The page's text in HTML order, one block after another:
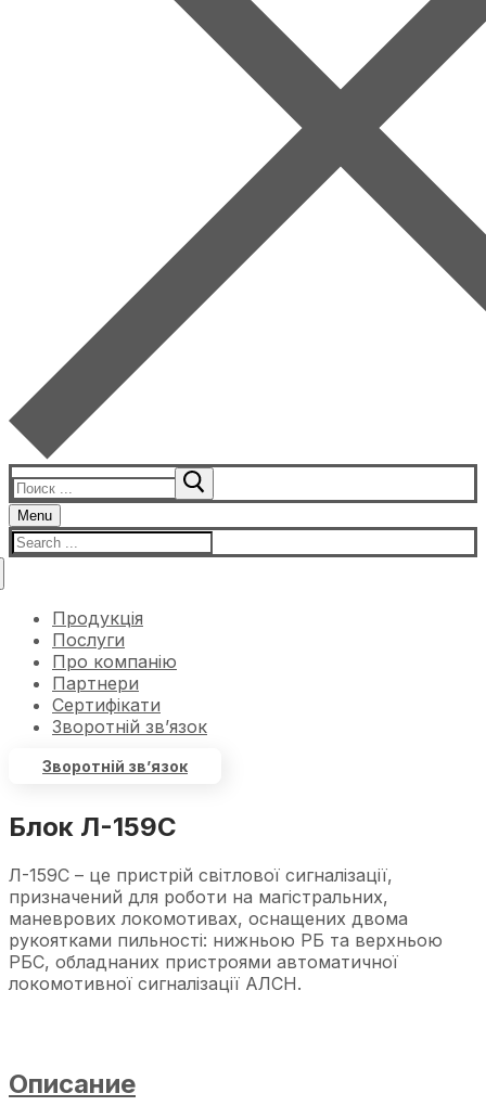
Menu
Продукція
Послуги
Про компанію
Партнери
Сертифікати
Зворотній зв’язок
Зворотній зв’язок
Блок Л-159С
Л-159С – це пристрій світлової сигналізації,
призначений для роботи на магістральних,
маневрових локомотивах, оснащених двома
рукоятками пильності: нижньою РБ та верхньою
РБС, обладнаних пристроями автоматичної
локомотивної сигналізації АЛСН.
Описание